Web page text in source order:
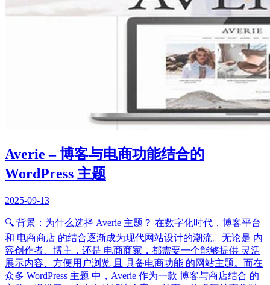
Averie – 博客与电商功能结合的
WordPress 主题
2025-09-13
🔍 背景：为什么选择 Averie 主题？ 在数字化时代，博客平台
和 电商商店 的结合逐渐成为现代网站设计的潮流。无论是 内
容创作者、博主，还是 电商商家，都需要一个能够提供 灵活
展示内容、方便用户浏览 且 具备电商功能 的网站主题。而在
众多 WordPress 主题 中，Averie 作为一款 博客与商店结合 的